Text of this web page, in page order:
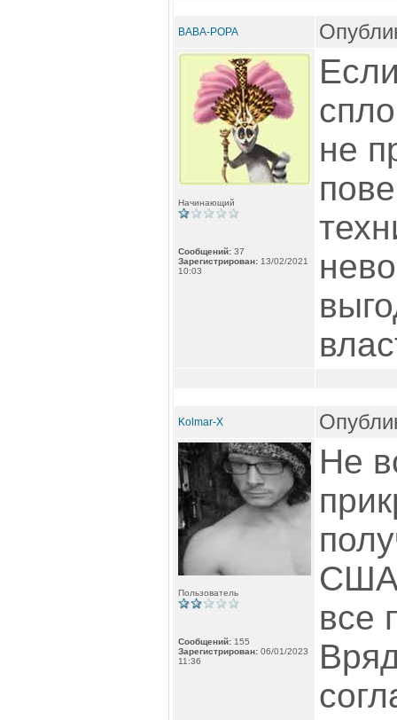
BABA-POPA
Начинающий
Сообщений: 37
Зарегистрирован: 13/02/2021
10:03
не
Kolmar-X
Пользователь
Сообщений: 155
Зарегистрирован: 06/01/2023
11:36
Не
США
все